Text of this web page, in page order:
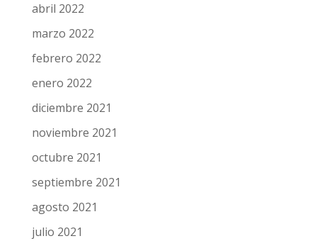
abril 2022
marzo 2022
febrero 2022
enero 2022
diciembre 2021
noviembre 2021
octubre 2021
septiembre 2021
agosto 2021
julio 2021